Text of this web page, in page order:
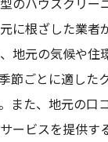
スクリーニング
意分野と特徴
利用者満足度の
おすすめのクリ
に根ざした業者
地元の気候や住
節ごとに適した
また、地元の口
ービスを提供す